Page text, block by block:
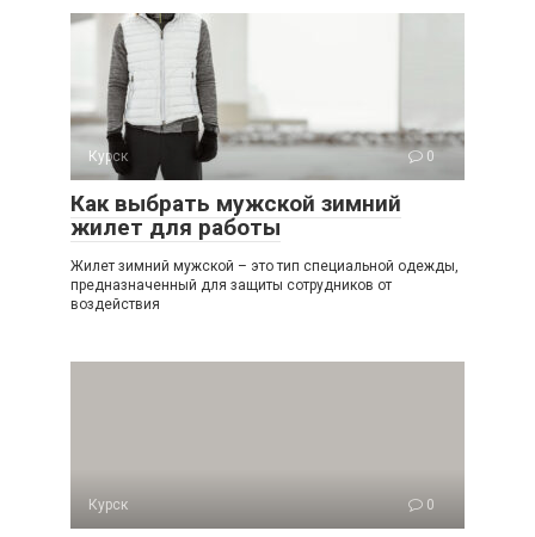
Курск 0
Как выбрать мужской зимний
жилет для работы
Жилет зимний мужской – это тип специальной одежды,
предназначенный для защиты сотрудников от
воздействия
Курск 0